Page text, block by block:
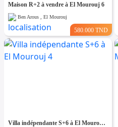
Maison R+2 à vendre à El Mourouj 6
Ben Arous , El Mourouj
580.000 TND
Villa indépendante S+6 à El Mourouj 4